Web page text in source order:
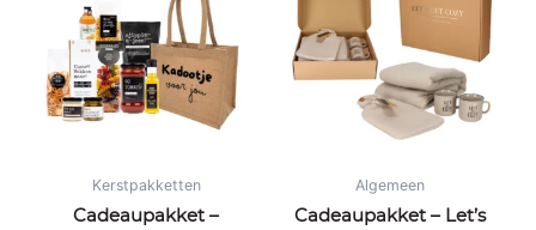
Kerstpakketten
Cadeaupakket –
Algemeen
Cadeaupakket – Let’s